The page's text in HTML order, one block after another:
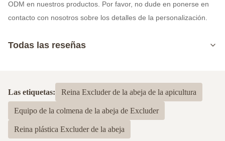
ODM en nuestros productos. Por favor, no dude en ponerse en
contacto con nosotros sobre los detalles de la personalización.
Todas las reseñas
Basado en 50 reseñas recientes
5
100%
Las etiquetas: Reina Excluder de la abeja de la apicultura
Equipo de la colmena de la abeja de Excluder
Reina plástica Excluder de la abeja